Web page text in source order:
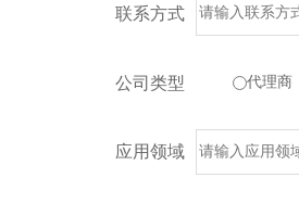
联系方式
公司类型 代理商
应用领域